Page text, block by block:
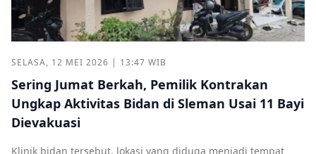
SELASA, 12 MEI 2026 | 13:47 WIB
Sering Jumat Berkah, Pemilik Kontrakan
Ungkap Aktivitas Bidan di Sleman Usai 11 Bayi
Dievakuasi
Klinik bidan tersebut, lokasi yang diduga menjadi tempat